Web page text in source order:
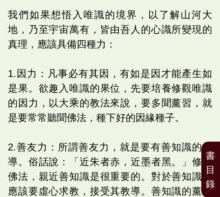
我們如果想悟入唯識的境界，以了解山河大
地，乃至宇宙萬有，皆由吾人的心識所變現的
真理，應該具備四種力：
1.因力：凡事必有其因，有如是因才能產生如
是果。欲趣入唯識的果位，先要培養修觀唯識
的因力，以大乘的教法來說，要多聞薰習，就
是要常常聽聞佛法，種下好的因緣種子。
2.善友力：所謂善友力，就是要有善知識的指
導。俗話說：「近朱者赤，近墨者黑。」修學
佛法，親近善知識是很重要的。對於善知識，
應該要虛心求教，接受其教導。善知識的薰陶
書
目
錄